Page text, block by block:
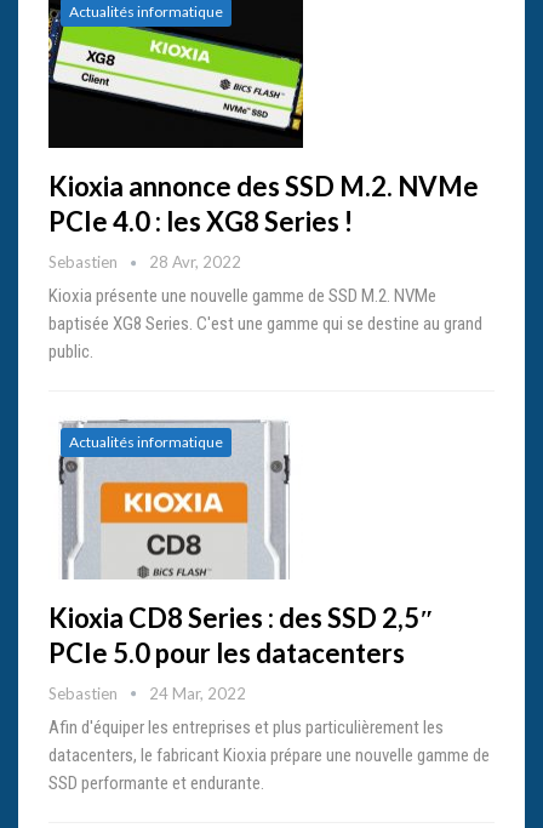
Actualités informatique
Kioxia annonce des SSD M.2. NVMe
PCIe 4.0 : les XG8 Series !
Sebastien 28 Avr, 2022
Kioxia présente une nouvelle gamme de SSD M.2. NVMe
baptisée XG8 Series. C'est une gamme qui se destine au grand
public.
Actualités informatique
Kioxia CD8 Series : des SSD 2,5″
PCIe 5.0 pour les datacenters
Sebastien 24 Mar, 2022
Afin d'équiper les entreprises et plus particulièrement les
datacenters, le fabricant Kioxia prépare une nouvelle gamme de
SSD performante et endurante.